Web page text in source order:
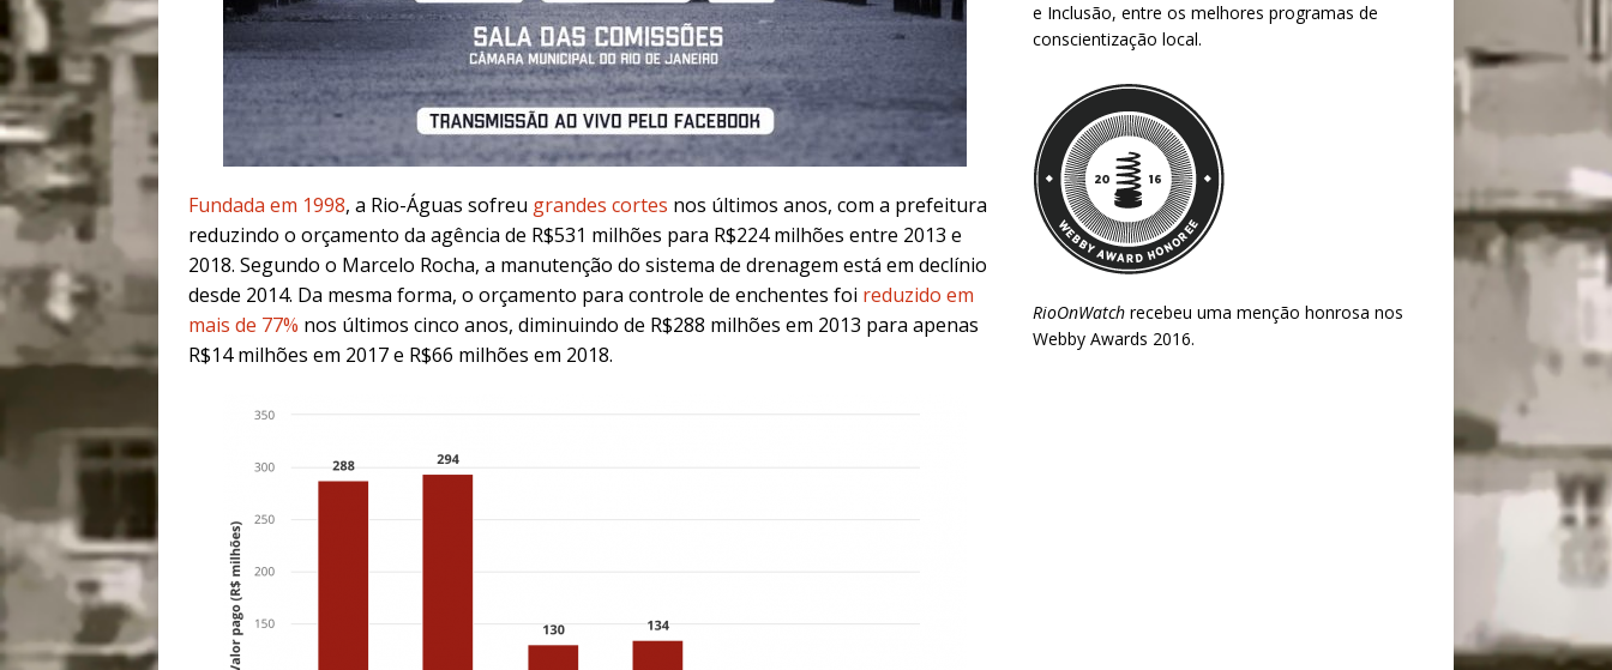
Fundada em 1998, a Rio-Águas sofreu grandes cortes nos últimos anos, com a prefeitura
reduzindo o orçamento da agência de R$531 milhões para R$224 milhões entre 2013 e
2018. Segundo o Marcelo Rocha, a manutenção do sistema de drenagem está em declínio
desde 2014. Da mesma forma, o orçamento para controle de enchentes foi reduzido em
mais de 77% nos últimos cinco anos, diminuindo de R$288 milhões em 2013 para apenas
R$14 milhões em 2017 e R$66 milhões em 2018.
e Inclusão, entre os melhores programas de
conscientização local.
RioOnWatchrecebeu uma menção honrosa nos
Webby Awards 2016.